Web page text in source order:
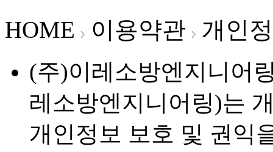
HOME 이용약관 개인
(주)이레소방엔지니어
레소방엔지니어링)는
개인정보 보호 및 권익